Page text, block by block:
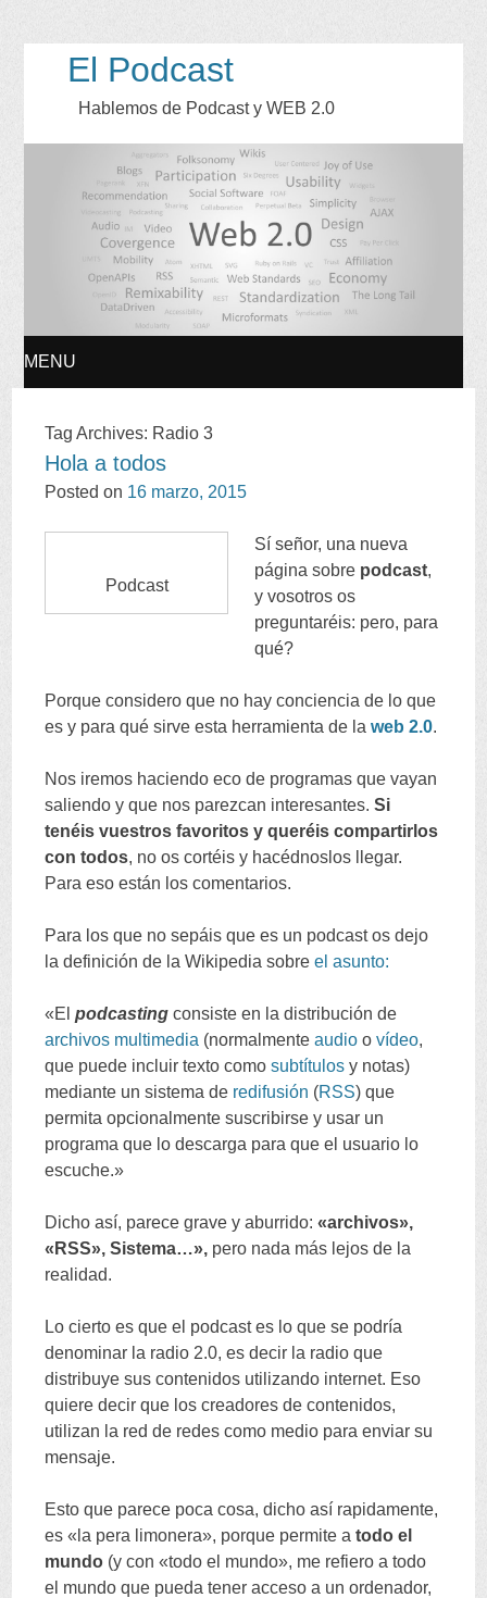
El Podcast
Hablemos de Podcast y WEB 2.0
MENU
TO
Tag Archives: Radio 3
Hola a todos
Posted on 16 marzo, 2015
Podcast
Sí señor, una nueva
página sobre podcast,
y vosotros os
preguntaréis: pero, para
qué?
Porque considero que no hay conciencia de lo que
es y para qué sirve esta herramienta de laweb 2.0.
Nos iremos haciendo eco de programas que vayan
saliendo y que nos parezcan interesantes.Si
tenéis vuestros favoritos y queréis compartirlos
con todos, no os cortéis y hacédnoslos llegar.
Para eso están los comentarios.
Para los que no sepáis que es un podcast os dejo
la definición de la Wikipedia sobreel asunto:
«Elpodcasting consiste en la distribución de
archivos multimedia (normalmenteaudio ovídeo,
que puede incluir texto comosubtítulos y notas)
mediante un sistema de redifusión (RSS) que
permita opcionalmente suscribirse y usar un
programa que lo descarga para que el usuario lo
escuche.»
Dicho así, parece grave y aburrido:«archivos»,
«RSS», Sistema…», pero nada más lejos de la
realidad.
Lo cierto es que el podcast es lo que se podría
denominar la radio 2.0, es decir la radio que
distribuye sus contenidos utilizando internet. Eso
quiere decir que los creadores de contenidos,
utilizan la red de redes como medio para enviar su
mensaje.
Esto que parece poca cosa, dicho así rapidamente,
es «la pera limonera», porque permite atodo el
mundo (y con «todo el mundo», me refiero a todo
el mundo que pueda tener acceso a un ordenador,